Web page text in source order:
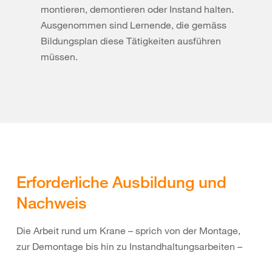
montieren, demontieren oder Instand halten.
Ausgenommen sind Lernende, die gemäss
Bildungsplan diese Tätigkeiten ausführen
müssen.
Erforderliche Ausbildung und
Nachweis
Die Arbeit rund um Krane – sprich von der Montage,
zur Demontage bis hin zu Instandhaltungsarbeiten –